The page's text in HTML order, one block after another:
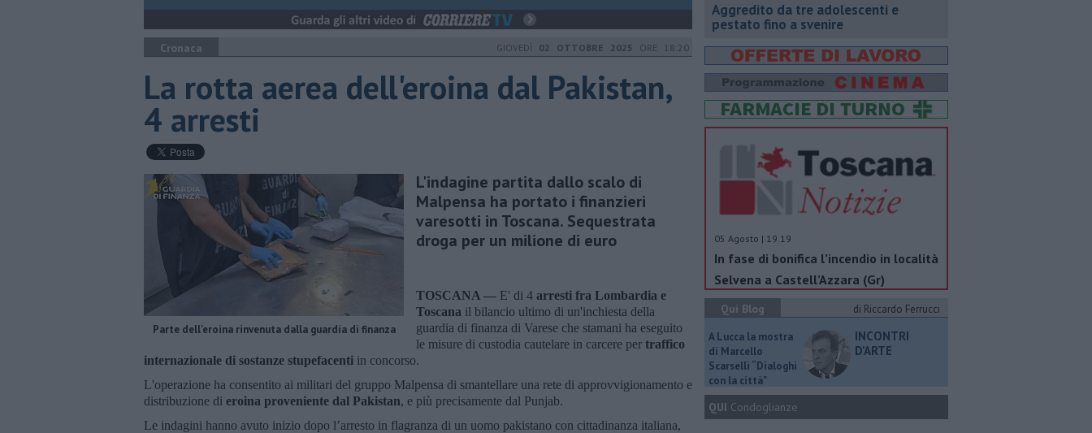
Cronaca GIOVEDÌ 02 OTTOBRE 2025 ORE 18:20
La rotta aerea dell'eroina dal Pakistan,
4 arresti
Parte dell'eroina rinvenuta dalla guardia di finanza
L'indagine partita dallo scalo di
Malpensa ha portato i finanzieri
varesotti in Toscana. Sequestrata
droga per un milione di euro
TOSCANA — E' di 4 arresti fra Lombardia e
Toscana il bilancio ultimo di un'inchiesta della
guardia di finanza di Varese che stamani ha eseguito
le misure di custodia cautelare in carcere per traffico
internazionale di sostanze stupefacenti in concorso.
L'operazione ha consentito ai militari del gruppo Malpensa di smantellare una rete di approvvigionamento e
distribuzione di eroina proveniente dal Pakistan, e più precisamente dal Punjab.
Le indagini hanno avuto inizio dopo l’arresto in flagranza di un uomo pakistano con cittadinanza italiana,
Aggredito da tre adolescenti e
pestato fino a svenire
05 Agosto | 19.19
In fase di bonifica l’incendio in località
Selvena a Castell’Azzara (Gr)
Qui Blog
di Riccardo Ferrucci
A Lucca la mostra
di Marcello
Scarselli “Dialoghi
con la città"
INCONTRI
D'ARTE
QUI Condoglianze